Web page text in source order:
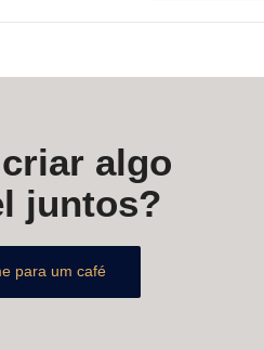
algo
juntos?
para um café